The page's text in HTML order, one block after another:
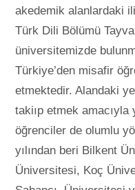
akedemik alanlardaki
Türk Dili Bölümü
üniversitemizde
Türkiye’den misafir
etmektedir. Alandaki
takiıp etmek
öğrenciler de olumlu
yılından beri Bilkent
Üniversitesi, Koç